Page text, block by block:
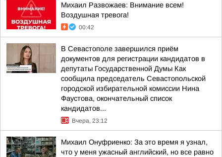
Михаил Развожаев: Внимание всем!
Воздушная тревога!
00:42
В Севастополе завершился приём
документов для регистрации кандидатов в
депутаты Государственной Думы Как
сообщила председатель Севастопольской
городской избирательной комиссии Нина
Фаустова, окончательный список
кандидатов...
Вчера, 23:12
Михаил Онуфриенко: За это время я узнал,
что у меня ужасный английский, но все равно